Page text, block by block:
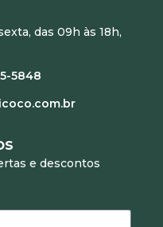
das 09h às 18h,
5848
e descontos